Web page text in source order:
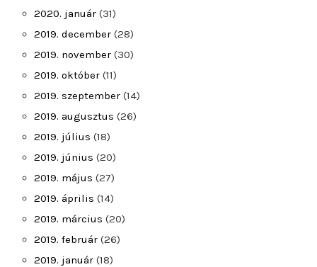
2020. január (31)
2019. december (28)
2019. november (30)
2019. október (11)
2019. szeptember (14)
2019. augusztus (26)
2019. július (18)
2019. június (20)
2019. május (27)
2019. április (14)
2019. március (20)
2019. február (26)
2019. január (18)